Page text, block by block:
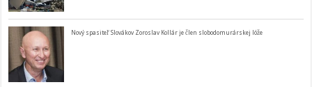
Nový spasiteľ Slovákov Zoroslav Kollár je člen slobodomurárskej lóže